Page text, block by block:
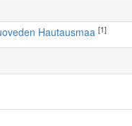
Hautausmaa [1]